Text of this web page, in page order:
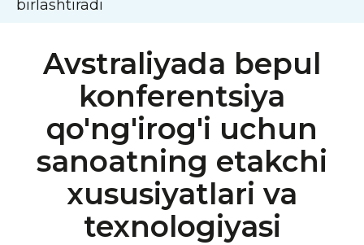
Avstraliyada bepul
konferentsiya
qo'ng'irog'i uchun
sanoatning etakchi
xususiyatlari va
texnologiyasi